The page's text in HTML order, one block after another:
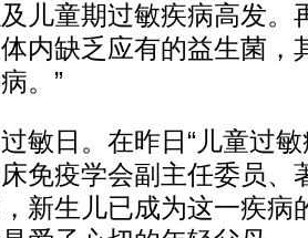
儿童期过敏疾病高发。
内缺乏应有的益生菌，
。”
日。在昨日“儿童过敏
免疫学会副主任委员、
新生儿已成为这一疾病